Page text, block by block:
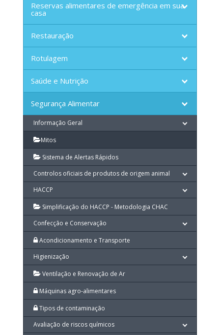
Reservas alimentares de emergência em sua
casa
Restauração
Rotulagem
Saúde e Nutrição
Segurança Alimentar
Informação Geral
Mitos
Sistema de Alertas Rápidos
Controlos oficiais de produtos de origem animal
HACCP
Simplificação do HACCP - Metodologia CHAC
Confecção e Conservação
Acondicionamento e Transporte
Higienização
Ventilação e Renovação de Ar
Máquinas agro-alimentares
Tipos de contaminação
Avaliação de riscos químicos